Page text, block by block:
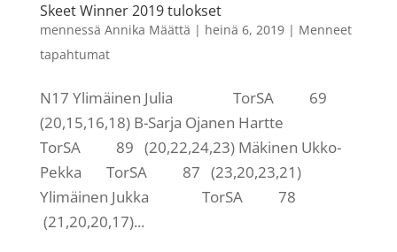
Skeet Winner 2019 tulokset
mennessä Annika Määttä | heinä 6, 2019| Menneet
tapahtumat
N17 Ylimäinen Julia TorSA 69
(20,15,16,18) B-Sarja Ojanen Hartte
TorSA 89 (20,22,24,23) Mäkinen Ukko-
Pekka TorSA 87 (23,20,23,21)
Ylimäinen Jukka TorSA 78
(21,20,20,17)...